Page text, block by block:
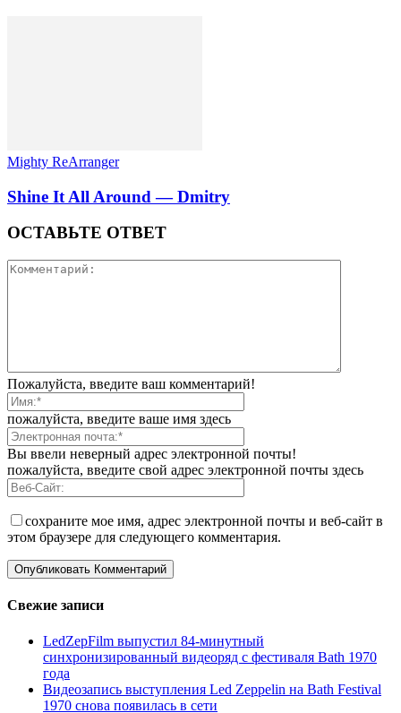
Mighty ReArranger
Shine It All Around — Dmitry
ОСТАВЬТЕ ОТВЕТ
Пожалуйста, введите ваш комментарий!
пожалуйста, введите ваше имя здесь
Вы ввели неверный адрес электронной почты!
пожалуйста, введите свой адрес электронной почты здесь
сохраните мое имя, адрес электронной почты и веб-сайт в
этом браузере для следующего комментария.
Свежие записи
LedZepFilm выпустил 84-минутный
синхронизированный видеоряд с фестиваля Bath 1970
года
Видеозапись выступления Led Zeppelin на Bath Festival
1970 снова появилась в сети